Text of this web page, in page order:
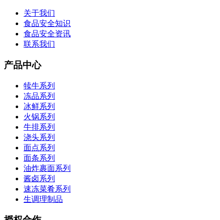
关于我们
食品安全知识
食品安全资讯
联系我们
产品中心
犊牛系列
冻品系列
冰鲜系列
火锅系列
牛排系列
浇头系列
面点系列
面条系列
油炸裹面系列
酱卤系列
速冻菜肴系列
生调理制品